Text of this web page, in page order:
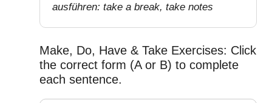
ausführen: take a break, take notes
Make, Do, Have & Take Exercises: Click
the correct form (A or B) to complete
each sentence.